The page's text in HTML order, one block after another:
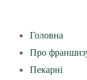
Головна
Про
Пекарні